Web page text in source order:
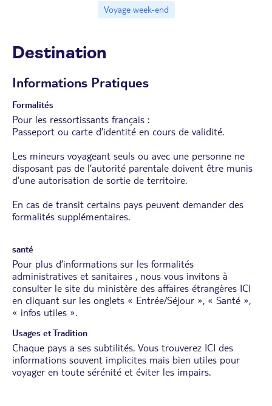
Voyage week-end
Destination
Informations Pratiques
Formalités
Pour les ressortissants français :
Passeport ou carte d’identité en cours de validité.
Les mineurs voyageant seuls ou avec une personne ne
disposant pas de l’autorité parentale doivent être munis
d’une autorisation de sortie de territoire.
En cas de transit certains pays peuvent demander des
formalités supplémentaires.
santé
Pour plus d’informations sur les formalités
administratives et sanitaires , nous vous invitons à
consulter le site du ministère des affaires étrangères ICI
en cliquant sur les onglets « Entrée/Séjour », « Santé »,
« infos utiles ».
Usages et Tradition
Chaque pays a ses subtilités. Vous trouverez ICI des
informations souvent implicites mais bien utiles pour
voyager en toute sérénité et éviter les impairs.